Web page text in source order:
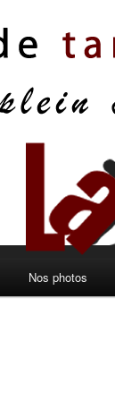
Nos photos